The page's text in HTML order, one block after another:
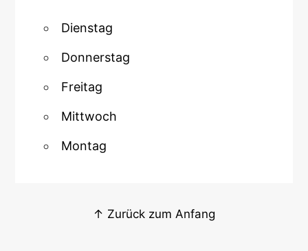
Dienstag
Donnerstag
Freitag
Mittwoch
Montag
↑ Zurück zum Anfang